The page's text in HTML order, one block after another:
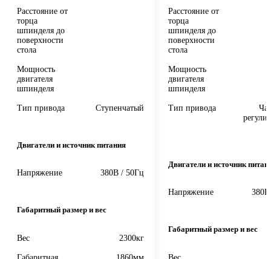
Расстояние от
торца
шпинделя до
поверхности
стола
Мощность
двигателя
шпинделя
Тип привода Ступенчатый
Двигатели и источник питания
Напряжение 380В / 50Гц
Габаритный размер и вес
Вес 2300кг
Габаритная
1860мм
Расстояние от
торца
шпинделя до
поверхности
стола
Мощность
двигателя
шпинделя
Тип привода
Двигатели и источник
Напряжение
Габаритный размер и вес
Вес